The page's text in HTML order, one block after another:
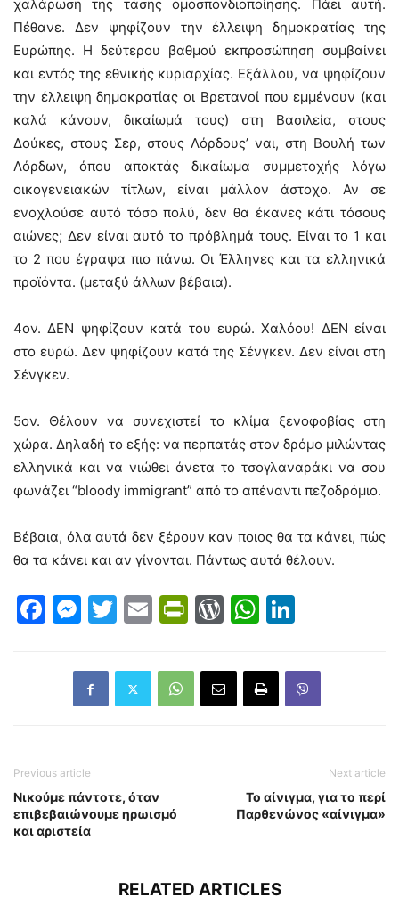
χαλάρωση της τάσης ομοσπονδιοποίησης. Πάει αυτή.
Πέθανε. Δεν ψηφίζουν την έλλειψη δημοκρατίας της
Ευρώπης. Η δεύτερου βαθμού εκπροσώπηση συμβαίνει
και εντός της εθνικής κυριαρχίας. Εξάλλου, να ψηφίζουν
την έλλειψη δημοκρατίας οι Βρετανοί που εμμένουν (και
καλά κάνουν, δικαίωμά τους) στη Βασιλεία, στους
Δούκες, στους Σερ, στους Λόρδους’ ναι, στη Βουλή των
Λόρδων, όπου αποκτάς δικαίωμα συμμετοχής λόγω
οικογενειακών τίτλων, είναι μάλλον άστοχο. Αν σε
ενοχλούσε αυτό τόσο πολύ, δεν θα έκανες κάτι τόσους
αιώνες; Δεν είναι αυτό το πρόβλημά τους. Είναι το 1 και
το 2 που έγραψα πιο πάνω. Οι Έλληνες και τα ελληνικά
προϊόντα. (μεταξύ άλλων βέβαια).
4ον. ΔΕΝ ψηφίζουν κατά του ευρώ. Χαλόου! ΔΕΝ είναι
στο ευρώ. Δεν ψηφίζουν κατά της Σένγκεν. Δεν είναι στη
Σένγκεν.
5ον. Θέλουν να συνεχιστεί το κλίμα ξενοφοβίας στη
χώρα. Δηλαδή το εξής: να περπατάς στον δρόμο μιλώντας
ελληνικά και να νιώθει άνετα το τσογλαναράκι να σου
φωνάζει “bloody immigrant” από το απέναντι πεζοδρόμιο.
Βέβαια, όλα αυτά δεν ξέρουν καν ποιος θα τα κάνει, πώς
θα τα κάνει και αν γίνονται. Πάντως αυτά θέλουν.
Facebook
Messenger
Twitter
EmailPrintFriendly
WordPress
WhatsApp
Previous article
Νικούμε πάντοτε, όταν
επιβεβαιώνουμε ηρωισμό
και αριστεία
Next article
Το αίνιγμα, για το περί
Παρθενώνος «αίνιγμα»
RELATED ARTICLES